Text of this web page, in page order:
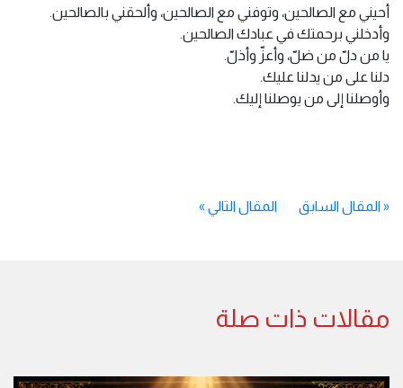
أحيني مع الصالحين، وتوفني مع الصالحين، وألحقني بالصالحين.
وأدخلني برحمتك في عبادك الصالحين.
يا من دلّ من ضلّ، وأعزّ وأذلّ.
دلنا على من يدلنا عليك.
وأوصلنا إلى من يوصلنا إليك.
«المقال السابق المقال التالي »
مقالات ذات صلة